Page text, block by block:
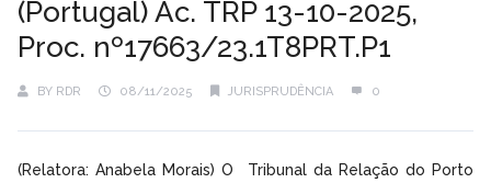
(Portugal) Ac. TRP 13-10-2025,
Proc. nº17663/23.1T8PRT.P1
BY RDR 08/11/2025 JURISPRUDÊNCIA 0
(Relatora: Anabela Morais) O Tribunal da Relação do Porto